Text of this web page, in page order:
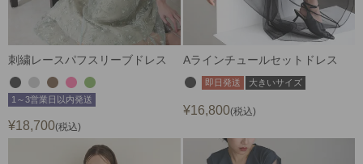
刺繍レースパフスリーブドレス
1～3営業日以内発送
¥18,700 税込
Aラインチュールセットドレス
即日発送 大きいサイズ
¥16,800 税込